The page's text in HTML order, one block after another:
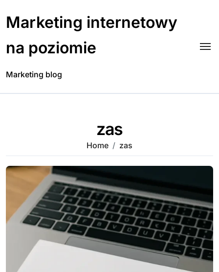
content
Marketing internetowy
na poziomie
Marketing blog
zas
Home zas